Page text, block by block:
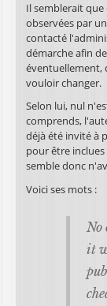
Il semblerait
observées par
contacté
démarche afin
éventuellement,
vouloir changer.
Selon lui, nul
comprends,
déjà été invité à
pour être inclues
semble donc
Voici ses mots :
No
it